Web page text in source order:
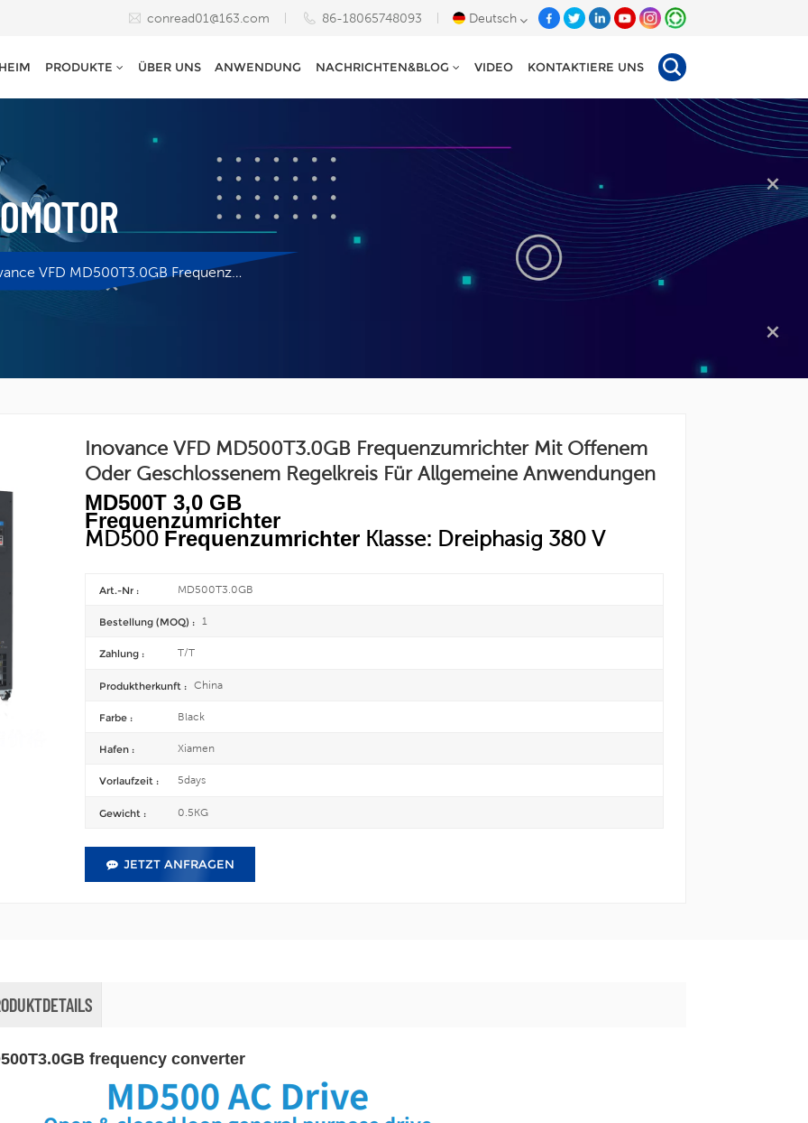
conread01@163.com 86-18065748093 Deutsch
English
Español
Tiếng Việt
HEIM PRODUKTE ÜBER UNS ANWENDUNG NACHRICHTEN&BLOG VIDEO KONTAKTIERE UNS
Inovance VFD MD500T3.0GB Frequenzumrichter Mit Offenem Oder Geschlossenem Regelkreis Für Allgemeine Anwendungen
Inovance VFD MD500T3.0GB Frequenzumrichter Mit Offenem
Oder Geschlossenem Regelkreis Für Allgemeine Anwendungen
MD500T 3,0 GB
Frequenzumrichter
MD500 FrequenzumrichterKlasse: Dreiphasig 380 V
Art.-Nr : MD500T3.0GB
Bestellung (MOQ) : 1
Zahlung : T/T
Produktherkunft : China
Farbe : Black
Hafen : Xiamen
Vorlaufzeit : 5days
Gewicht : 0.5KG
JETZT ANFRAGEN
frequency converter